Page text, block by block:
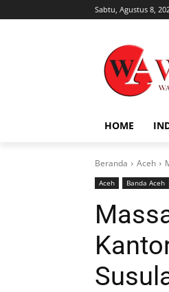
Sabtu, Agustus 8,
HOME
Beranda Aceh
Aceh Banda Aceh